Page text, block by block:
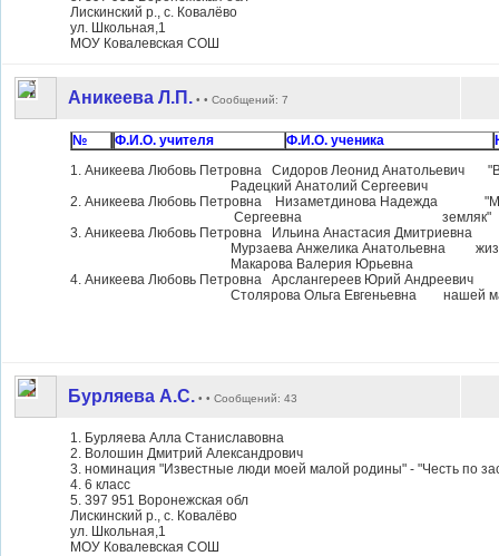
Лискинский р., с. Ковалёво
ул. Школьная,1
МОУ Ковалевская СОШ
Аникеева Л.П. • • Сообщений: 7
№ Ф.И.О. учителя Ф.И.О. ученика
1. Аникеева Любовь Петровна Сидоров Леонид
Радецкий Анатолий Сергеевич
2. Аникеева Любовь Петровна Низаметдинова
Сергеевна земляк"
3. Аникеева Любовь Петровна Ильина
Мурзаева Анжелика Анатольевна
Макарова Валерия
4. Аникеева Любовь Петровна Арслангереев Юрий
Столярова Ольга Евгеньевна нашей
Бурляева А.С. • • Сообщений: 43
1. Бурляева Алла Станиславовна
2. Волошин Дмитрий Александрович
3. номинация "Известные люди моей малой родины" - "Честь по
4. 6 класс
5. 397 951 Воронежская обл
Лискинский р., с. Ковалёво
ул. Школьная,1
МОУ Ковалевская СОШ